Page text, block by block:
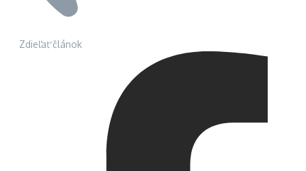
Zdieľať článok